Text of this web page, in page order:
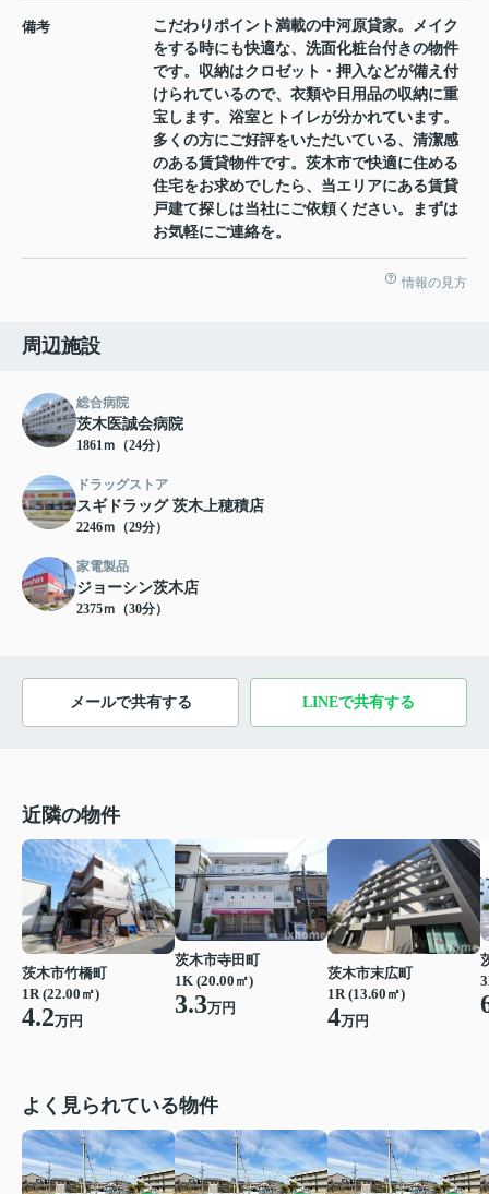
備考
こだわりポイント満載の中河原貸家。メイク
をする時にも快適な、洗面化粧台付きの物件
です。収納はクロゼット・押入などが備え付
けられているので、衣類や日用品の収納に重
宝します。浴室とトイレが分かれています。
多くの方にご好評をいただいている、清潔感
のある賃貸物件です。茨木市で快適に住める
住宅をお求めでしたら、当エリアにある賃貸
戸建て探しは当社にご依頼ください。まずは
お気軽にご連絡を。
情報の見方
周辺施設
総合病院
茨木医誠会病院
1861ｍ（24分）
ドラッグストア
スギドラッグ 茨木上穂積店
2246ｍ（29分）
家電製品
ジョーシン茨木店
2375ｍ（30分）
メールで共有する LINEで共有する
近隣の物件
茨木市竹橋町
1R (22.00㎡)
4.2万円
茨木市寺田町
1K (20.00㎡)
3.3万円
茨木市末広町
1R (13.60㎡)
4万円
よく見られている物件